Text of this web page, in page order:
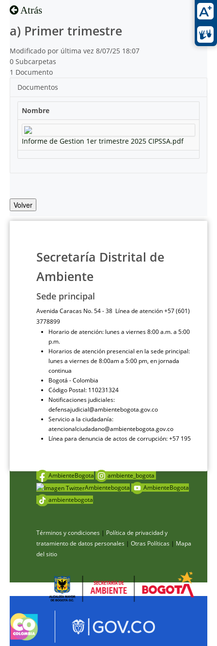
Atrás
a) Primer trimestre
Modificado por última vez 8/07/25 18:07
0 Subcarpetas
1 Documento
Documentos
Nombre
Informe de Gestion 1er trimestre 2025 CIPSSA.pdf
Volver
Secretaría Distrital de
Ambiente
Sede principal
Avenida Caracas No. 54 - 38 Línea de atención +57 (601)
3778899
Horario de atención: lunes a viernes 8:00 a.m. a 5:00
p.m.
Horarios de atención presencial en la sede principal:
lunes a viernes de 8:00am a 5:00 pm, en jornada
continua
Bogotá - Colombia
Código Postal: 110231324
Notificaciones judiciales:
defensajudicial@ambientebogota.gov.co
Servicio a la ciudadanía:
atencionalciudadano@ambientebogota.gov.co
Línea para denuncia de actos de corrupción: +57 195
AmbienteBogota
ambiente_bogota
Ambientebogota
AmbienteBogota
ambientebogota
Términos y condiciones | Política de privacidad y
tratamiento de datos personales | Otras Políticas | Mapa
del sitio